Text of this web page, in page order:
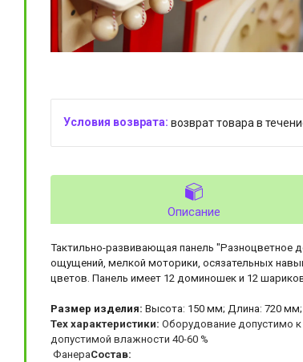
возврат товара в
Описание
Тактильно-развивающая панель "Разноцветное
ощущений, мелкой моторики, осязательных
цветов. Панель имеет 12 доминошек и 12
Размер изделия: Высота: 150 мм; Длина: 720 мм;
Тех характеристики: Оборудование допустимо
допустимой влажности 40-60 %
ФанераСостав: